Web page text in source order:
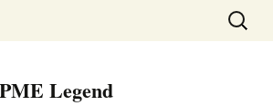
Super SALE
bij elkaar!
Zoeken
naar:
Legend